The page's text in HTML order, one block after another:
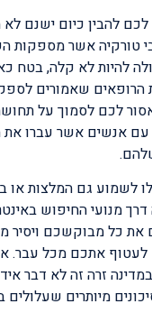
להבין כיום ישנם לא
טורקיה אשר מספקות
להיות לא קלה, בטח
הרופאים שאמורים
לכם לסמוך על
עם אנשים אשר עברו את
לשמוע גם המלצות או
מנועי החיפוש
את כל מבוקשכם ויסיר
אתכם מכל עבר.
זרה זה לא דבר
מיותרים